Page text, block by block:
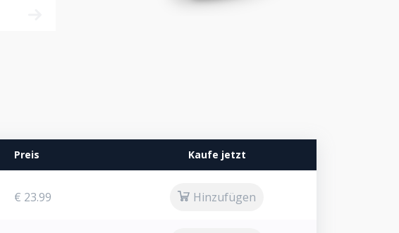
Preis Kaufe jetzt
€ 23.99 Hinzufügen